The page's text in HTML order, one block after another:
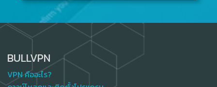
BULLVPN
VPN คืออะไร?